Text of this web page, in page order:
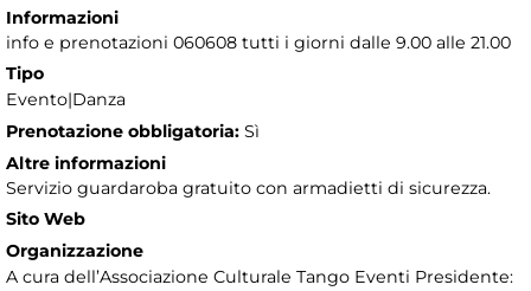
Informazioni
info e prenotazioni 060608 tutti i giorni dalle 9.00 alle 21.00
Tipo
Evento|Danza
Prenotazione obbligatoria: Sì
Altre informazioni
Servizio guardaroba gratuito con armadietti di sicurezza.
Sito Web
Organizzazione
A cura dell’Associazione Culturale Tango Eventi Presidente: